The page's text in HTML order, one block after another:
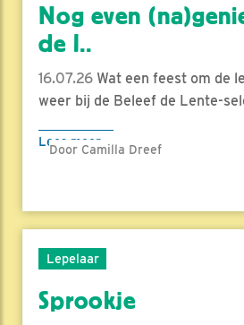
Nog even
de l..
16.07.26 Wat een feest om de
weer bij de Beleef de Lente-
Lees meer
Door Camilla Dreef
Lepelaar
Sprookje